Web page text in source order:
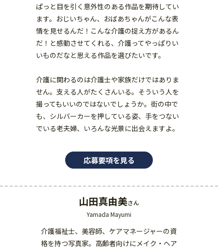
ぱっと目を引く意外性のある作品を期待してい
ます。おじいちゃん、おばあちゃんがこんな表
情を見せるんだ！こんな介護の捉え方があるん
だ！と感動させてくれる、介護ってやっぱりい
いものだなと思える作品を選びたいです。
介護に関わるのは介護士や家族だけではありま
せん。支える人がたくさんいる。そういう人を
撮ってもいいのではないでしょうか。街の中で
も、シルバーカーを押している姿、手をつない
でいる老夫婦、いろんな光景に出会えますよ。
応募要項を見る
山田真由美さん
Yamada Mayumi
介護福祉士、美容師、ケアマネージャーの資
格を持つ写真家。高齢者向けにメイク・ヘア